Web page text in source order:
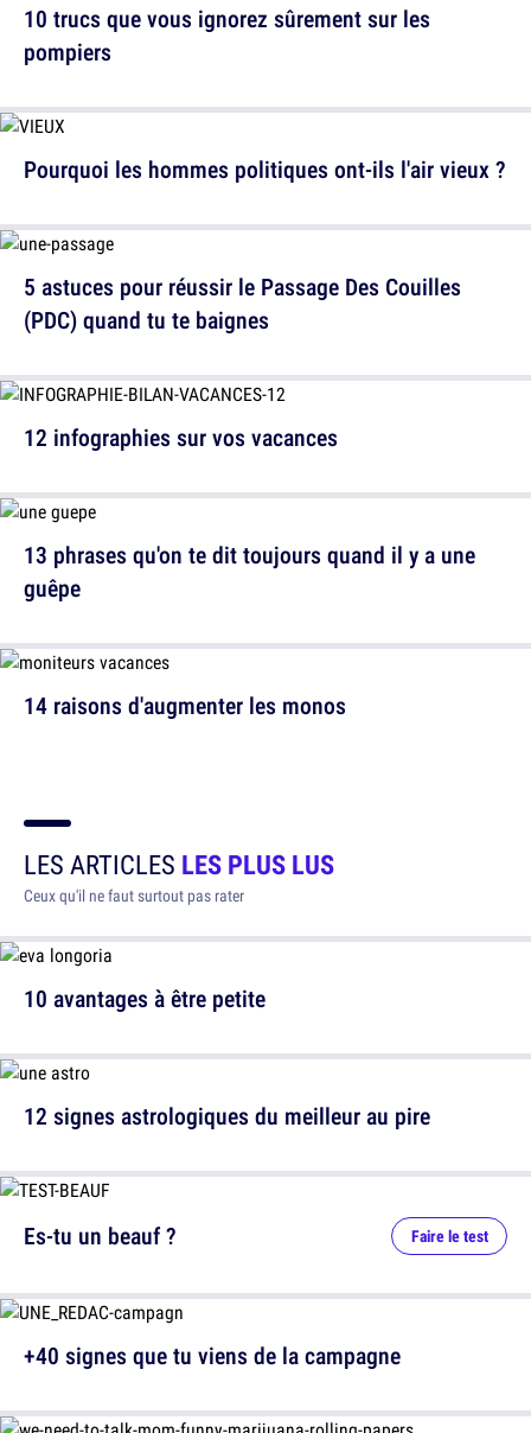
10 trucs que vous ignorez sûrement sur les
pompiers
5 astuces pour réussir le Passage Des Couilles
(PDC) quand tu te baignes
13 phrases qu'on te dit toujours quand il y a une
guêpe
Pourquoi les hommes politiques ont-ils l'air vieux ?
12 infographies sur vos vacances
14 raisons d'augmenter les monos
LES ARTICLES LES PLUS LUS
Ceux qu'il ne faut surtout pas rater
10 avantages à être petite
12 signes astrologiques du meilleur au pire
Es-tu un beauf ? Faire le test
+40 signes que tu viens de la campagne